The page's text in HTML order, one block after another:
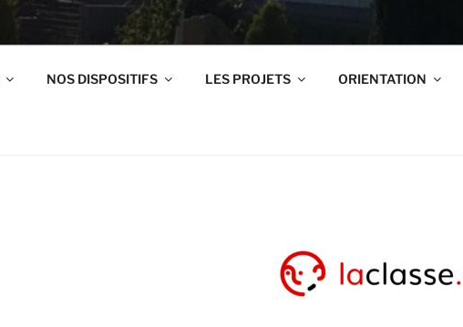
NOS DISPOSITIFS LES PROJETS ORIENTATION